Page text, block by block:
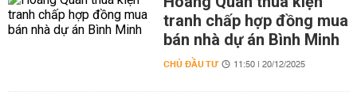
tranh chấp hợp đồng mua
bán nhà dự án Bình Minh
CHỦ ĐẦU TƯ 11:50 | 20/12/2025